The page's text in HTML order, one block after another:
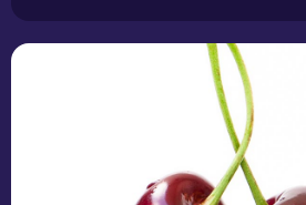
ผลผลิตเชอร์รี่มีเดือนไหนบ้าง